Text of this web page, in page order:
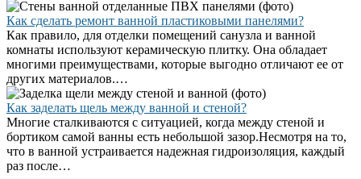
Как сделать ремонт ванной пластиковыми панелями?
Как правило, для отделки помещений санузла и ванной
комнаты используют керамическую плитку. Она обладает
многими преимуществами, которые выгодно отличают ее от
других материалов.…
Как заделать щель между ванной и стеной?
Многие сталкиваются с ситуацией, когда между стеной и
бортиком самой ванны есть небольшой зазор.Несмотря на то,
что в ванной устраивается надежная гидроизоляция, каждый
раз после…